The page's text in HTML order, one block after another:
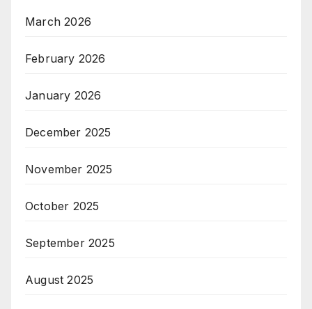
March 2026
February 2026
January 2026
December 2025
November 2025
October 2025
September 2025
August 2025